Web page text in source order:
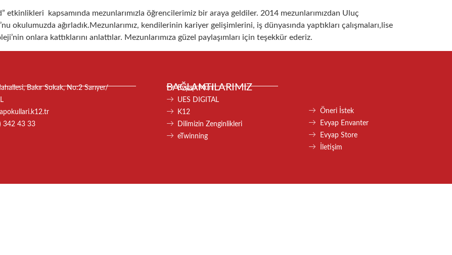
etkinlikleri kapsamında mezunlarımızla öğrencilerimiz bir araya geldiler. 2014 mezunlarımızdan Uluç
okulumuzda ağırladık.Mezunlarımız, kendilerinin kariyer gelişimlerini, iş dünyasında yaptıkları çalışmaları,lise
onlara kattıklarını anlattılar. Mezunlarımıza güzel paylaşımları için teşekkür ederiz.
Bakır Sokak, No:2 Sarıyer/
342 43 33
BAĞLANTILARIMIZ
Evyap Mun
UES DIGITAL
K12
Dilimizin Zenginlikleri
eTwinning
Öneri İstek
Evyap Envanter
Evyap Store
İletişim